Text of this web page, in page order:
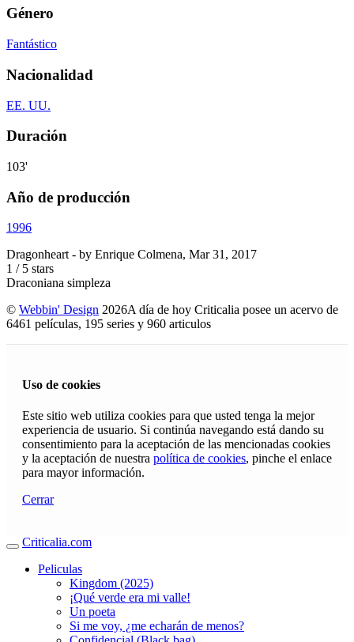
Género
Fantástico
Nacionalidad
EE. UU.
Duración
103'
Año de producción
1996
Dragonheart- by Enrique Colmena, Mar 31, 2017
1 / 5 stars
Draconiana simpleza
© Webbin' Design 2026A día de hoy Criticalia posee un acervo de
6461 películas, 195 series y 960 articulos
Uso de cookies
Este sitio web utiliza cookies para que usted tenga la mejor
experiencia de usuario. Si continúa navegando está dando su
consentimiento para la aceptación de las mencionadas cookies
y la aceptación de nuestra política de cookies, pinche el enlace
para mayor información.
Cerrar
Criticalia.com
Peliculas
Kingdom (2025)
¡Qué verde era mi valle!
Un poeta
Si me voy, ¿me echarán de menos?